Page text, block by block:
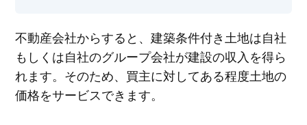
不動産会社からすると、建築条件付き土地は自社
もしくは自社のグループ会社が建設の収入を得ら
れます。そのため、買主に対してある程度土地の
価格をサービスできます。